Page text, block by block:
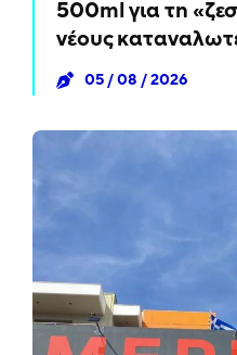
500ml για τη
νέους
05 / 08 / 2026